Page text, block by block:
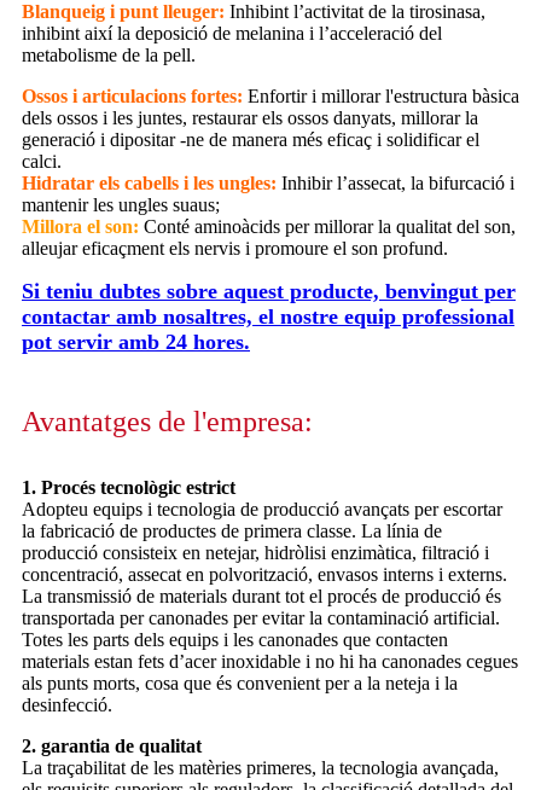
Blanqueig i punt lleuger: Inhibint l’activitat de la tirosinasa,
inhibint així la deposició de melanina i l’acceleració del
metabolisme de la pell.
Ossos i articulacions fortes: Enfortir i millorar l'estructura bàsica
dels ossos i les juntes, restaurar els ossos danyats, millorar la
generació i dipositar -ne de manera més eficaç i solidificar el
calci.
Hidratar els cabells i les ungles: Inhibir l’assecat, la bifurcació i
mantenir les ungles suaus;
Millora el son: Conté aminoàcids per millorar la qualitat del son,
alleujar eficaçment els nervis i promoure el son profund.
Si teniu dubtes sobre aquest producte, benvingut per
contactar amb nosaltres, el nostre equip professional
pot servir amb 24 hores.
Avantatges de l'empresa:
1. Procés tecnològic estrict
Adopteu equips i tecnologia de producció avançats per escortar
la fabricació de productes de primera classe. La línia de
producció consisteix en netejar, hidròlisi enzimàtica, filtració i
concentració, assecat en polvorització, envasos interns i externs.
La transmissió de materials durant tot el procés de producció és
transportada per canonades per evitar la contaminació artificial.
Totes les parts dels equips i les canonades que contacten
materials estan fets d’acer inoxidable i no hi ha canonades cegues
als punts morts, cosa que és convenient per a la neteja i la
desinfecció.
2. garantia de qualitat
La traçabilitat de les matèries primeres, la tecnologia avançada,